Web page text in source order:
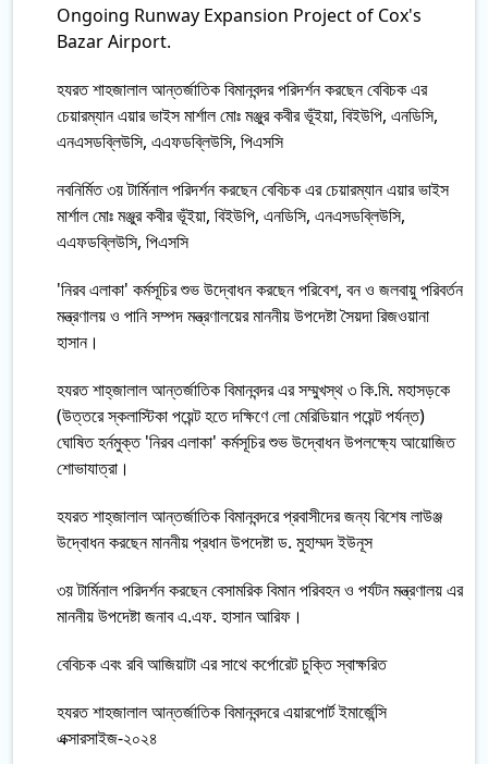
Ongoing Runway Expansion Project of Cox's
Bazar Airport.
হযরত শাহজালাল আন্তর্জাতিক বিমানবন্দর পরিদর্শন করছেন বেবিচক এর
চেয়ারম্যান এয়ার ভাইস মার্শাল মোঃ মঞ্জুর কবীর ভূঁইয়া, বিইউপি, এনডিসি,
এনএসডব্লিউসি, এএফডব্লিউসি, পিএসসি
নবনির্মিত ৩য় টার্মিনাল পরিদর্শন করছেন বেবিচক এর চেয়ারম্যান এয়ার ভাইস
মার্শাল মোঃ মঞ্জুর কবীর ভূঁইয়া, বিইউপি, এনডিসি, এনএসডব্লিউসি,
এএফডব্লিউসি, পিএসসি
'নিরব এলাকা' কর্মসূচির শুভ উদ্বোধন করছেন পরিবেশ, বন ও জলবায়ু পরিবর্তন
মন্ত্রণালয় ও পানি সম্পদ মন্ত্রণালয়ের মাননীয় উপদেষ্টা সৈয়দা রিজওয়ানা
হাসান।
হযরত শাহ্‌জালাল আন্তর্জাতিক বিমানবন্দর এর সম্মুখস্থ ৩ কি.মি. মহাসড়কে
(উত্তরে স্কলাস্টিকা পয়েন্ট হতে দক্ষিণে লো মেরিডিয়ান পয়েন্ট পর্যন্ত)
ঘোষিত হর্নমুক্ত 'নিরব এলাকা' কর্মসূচির শুভ উদ্বোধন উপলক্ষ্যে আয়োজিত
শোভাযাত্রা।
হযরত শাহ্‌জালাল আন্তর্জাতিক বিমানবন্দরে প্রবাসীদের জন্য বিশেষ লাউঞ্জ
উদ্বোধন করছেন মাননীয় প্রধান উপদেষ্টা ড. মুহাম্মদ ইউনূস
৩য় টার্মিনাল পরিদর্শন করছেন বেসামরিক বিমান পরিবহন ও পর্যটন মন্ত্রণালয় এর
মাননীয় উপদেষ্টা জনাব এ.এফ. হাসান আরিফ।
বেবিচক এবং রবি আজিয়াটা এর সাথে কর্পোরেট চুক্তি স্বাক্ষরিত
হযরত শাহজালাল আন্তর্জাতিক বিমানবন্দরে এয়ারপোর্ট ইমার্জেন্সি
এক্সারসাইজ-২০২৪